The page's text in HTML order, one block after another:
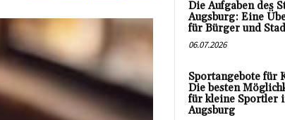
Die Aufgaben des
Augsburg: Eine
für Bürger und
06.07.2026
Sportangebote für
Die besten
für kleine Sportler
Augsburg